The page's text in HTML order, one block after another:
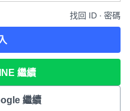
找回 ID ∙ 密碼
繼續
繼續